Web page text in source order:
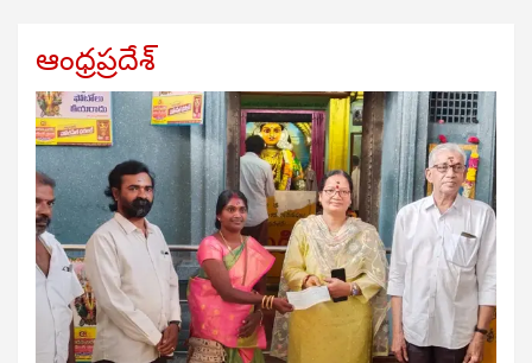
ఆంధ్రప్రదేశ్